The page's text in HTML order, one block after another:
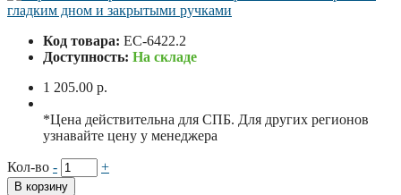
Код товара: EC-6422.2
Доступность: На складе
1 205.00 р.
*Цена действительна для СПБ. Для других регионов
узнавайте цену у менеджера
Кол-во - +
В корзину